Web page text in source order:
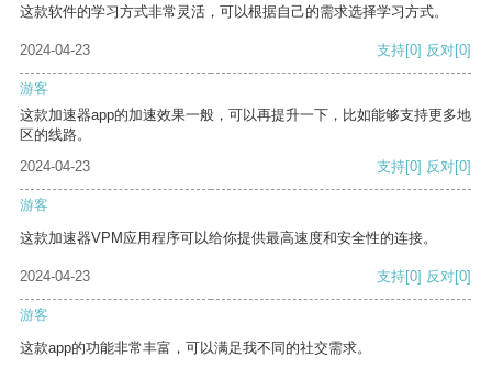
这款软件的学习方式非常灵活，可以根据自己的需求选择学习方式。
2024-04-23 支持[0] 反对[0]
游客
这款加速器app的加速效果一般，可以再提升一下，比如能够支持更多地
区的线路。
2024-04-23
支持[0] 反对[0]
游客
这款加速器VPM应用程序可以给你提供最高速度和安全性的连接。
2024-04-23 支持[0] 反对[0]
游客
这款app的功能非常丰富，可以满足我不同的社交需求。